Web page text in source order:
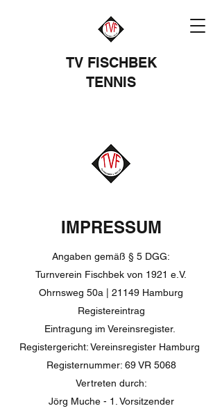
TV FISCHBEK
TENNIS
IMPRESSUM
Angaben gemäß § 5 DGG:
Turnverein Fischbek von 1921 e.V.
Ohrnsweg 50a | 21149 Hamburg
Registereintrag
Eintragung im Vereinsregister.
Registergericht: Vereinsregister Hamburg
Registernummer: 69 VR 5068
Vertreten durch:
Jörg Muche - 1. Vorsitzender